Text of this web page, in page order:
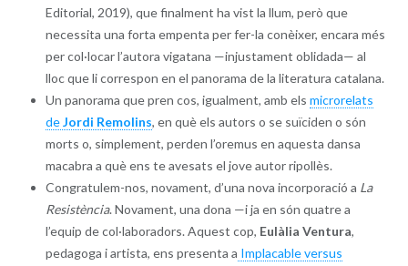
Editorial, 2019), que finalment ha vist la llum, però que
necessita una forta empenta per fer-la conèixer, encara més
per col·locar l’autora vigatana —injustament oblidada— al
lloc que li correspon en el panorama de la literatura catalana.
Un panorama que pren cos, igualment, amb els microrelats
deJordi Remolins, en què els autors o se suïciden o són
morts o, simplement, perden l’oremus en aquesta dansa
macabra a què ens te avesats el jove autor ripollès.
Congratulem-nos, novament, d’una nova incorporació a La
Resistència. Novament, una dona —i ja en són quatre a
l’equip de col·laboradors. Aquest cop, Eulàlia Ventura,
pedagoga i artista, ens presenta a Implacable versus